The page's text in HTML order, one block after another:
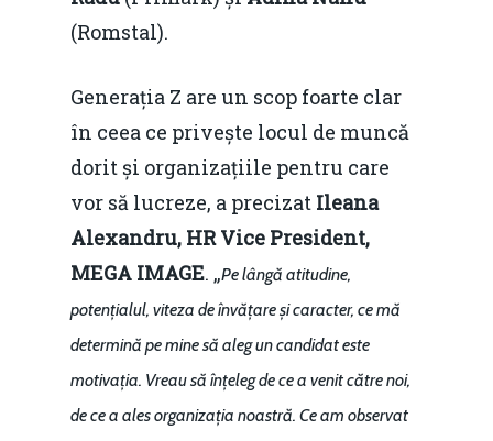
(Romstal).
Generația Z are un scop foarte clar
în ceea ce privește locul de muncă
dorit și organizațiile pentru care
vor să lucreze, a precizat Ileana
Alexandru, HR Vice President,
MEGA IMAGE. „Pe lângă atitudine,
potențialul, viteza de învățare și caracter, ce mă
determină pe mine să aleg un candidat este
motivația. Vreau să înțeleg de ce a venit către noi,
de ce a ales organizația noastră. Ce am observat
Home
Noutăți
Despre
Evenimente
Foto
Modelul economic
resurselor naturale
Video
Marea Neagră în Noua
economie
EM360 Talk
Contact